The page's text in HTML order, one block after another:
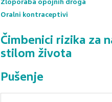
Oralni kontraceptivi
Čimbenici rizika za
stilom života
Pušenje